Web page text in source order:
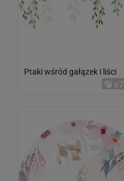
Ptaki wśród gałązek i liści
x7